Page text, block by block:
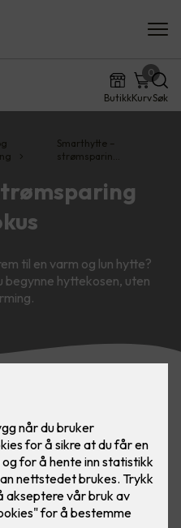
ButikkKurv
0
Søk
Smarthytte –
strømsparin…
til en varm og lun hytte?
begynne hyttekosen, uten